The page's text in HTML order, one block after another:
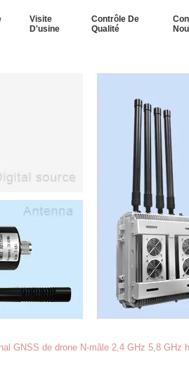
Visite
D'usine
Contrôle De
Qualité
GNSS de drone N-mâle 2,4 GHz 5,8 GHz